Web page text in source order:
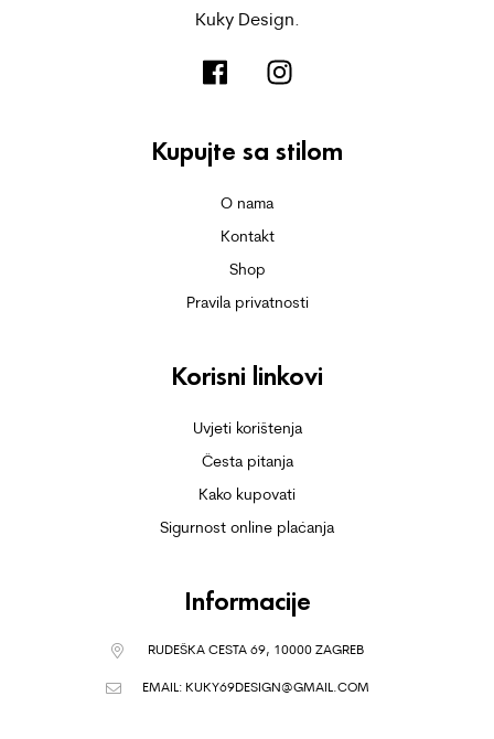
Kuky Design.
Kupujte sa stilom
O nama
Kontakt
Shop
Pravila privatnosti
Korisni linkovi
Uvjeti korištenja
Česta pitanja
Kako kupovati
Sigurnost online plaćanja
Informacije
RUDEŠKA CESTA 69, 10000 ZAGREB
EMAIL: KUKY69DESIGN@GMAIL.COM